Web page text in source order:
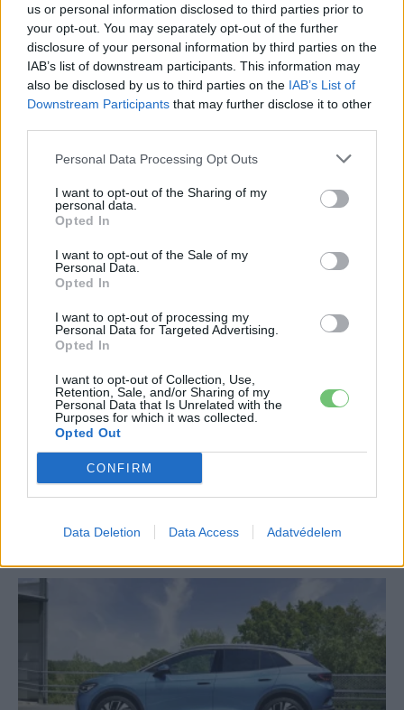
us or personal information disclosed to third parties prior to
your opt-out. You may separately opt-out of the further
disclosure of your personal information by third parties on the
IAB’s list of downstream participants. This information may
also be disclosed by us to third parties on the IAB’s List of
Downstream Participants that may further disclose it to other
Personal Data Processing Opt Outs
I want to opt-out of the Sharing of my
personal data.
Opted In
I want to opt-out of the Sale of my
Personal Data.
Opted In
I want to opt-out of processing my
Personal Data for Targeted Advertising.
Opted In
I want to opt-out of Collection, Use,
Retention, Sale, and/or Sharing of my
Personal Data that Is Unrelated with the
Purposes for which it was collected.
Opted Out
CONFIRM
Data Deletion Data Access Adatvédelem
Porsche Taycan – 24 óra alatt 3425
kilométer
e-cars.hu - 2019-08-22 0 hozzászólás
Kétezer fős létszámleépítést jelentett be